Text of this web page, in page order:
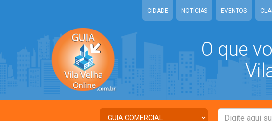
CIDADE NOTÍCIAS EVENTOS
O que